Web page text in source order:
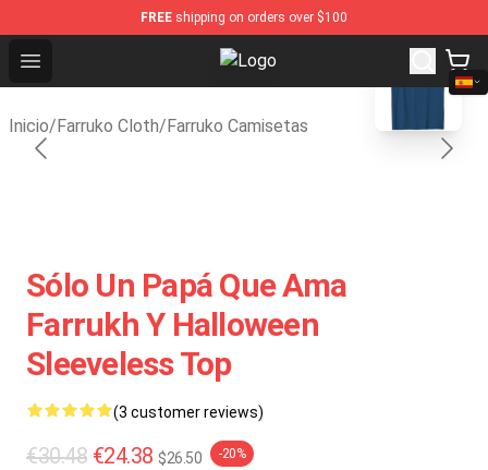
FREE shipping on orders over $100
Open menu Farruko Shop - Official Farruko
Inicio/Farruko Cloth/Farruko Camisetas
blank template
Sólo Un Papá Que Ama
Farrukh Y Halloween
Sleeveless Top
(3 customer reviews)
€30.48 €24.38 $26.50 -20%